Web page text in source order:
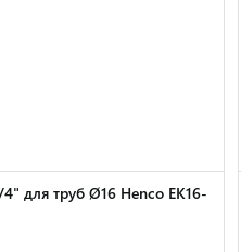
для труб Ø16 Henco EK16-